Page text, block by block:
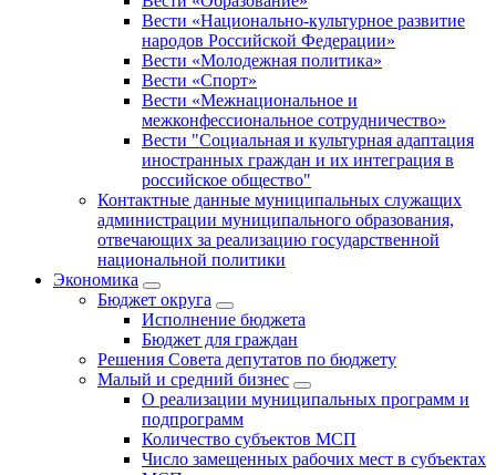
Вести «Национально-культурное развитие
народов Российской Федерации»
Вести «Молодежная политика»
Вести «Спорт»
Вести «Межнациональное и
межконфессиональное сотрудничество»
Вести "Социальная и культурная адаптация
иностранных граждан и их интеграция в
российское общество"
Контактные данные муниципальных служащих
администрации муниципального образования,
отвечающих за реализацию государственной
национальной политики
Экономика
Бюджет округa
Исполнение бюджета
Бюджет для граждан
Решения Совета депутатов по бюджету
Малый и средний бизнес
О реализации муниципальных программ и
подпрограмм
Количество субъектов МСП
Число замещенных рабочих мест в субъектах